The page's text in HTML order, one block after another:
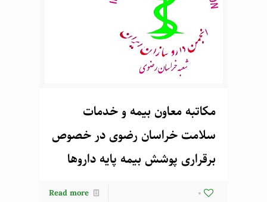
مکاتبه معاون بیمه و خدمات
سلامت خراسان رضوی در خصوص
برقراری پوشش بیمه پایه داروها
0
Read more